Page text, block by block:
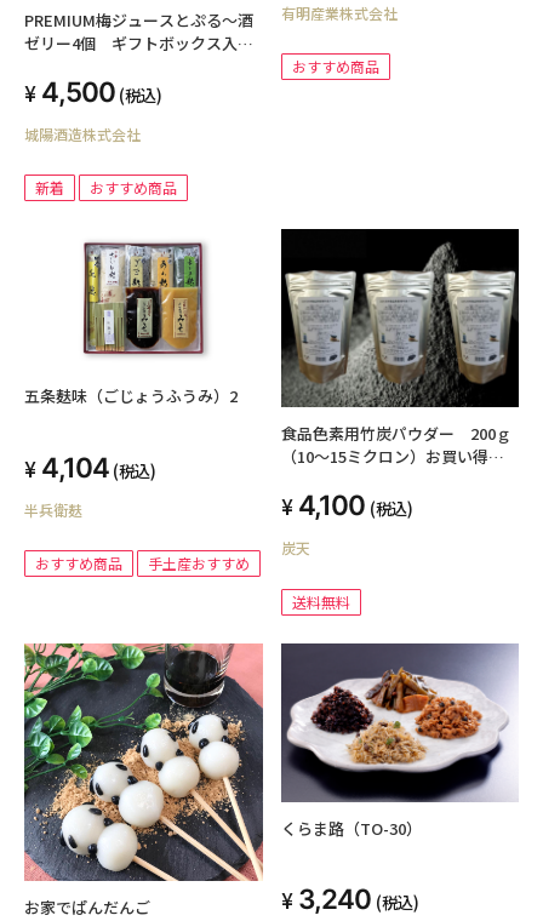
PREMIUM梅ジュースとぷる～酒
ゼリー4個 ギフトボックス入
4,500 (税込)
城陽酒造株式会社
新着 おすすめ商品
有明産業株式会社
おすすめ商品
五条麸味（ごじょうふうみ）2
4,104 (税込)
半兵衛麸
おすすめ商品 手土産おすすめ
食品色素用竹炭パウダー 200ｇ
（10～15ミクロン）お買い得３
4,100 (税込)
炭天
送料無料
お家でぱんだんご
くらま路（TO-30）
3,240 (税込)